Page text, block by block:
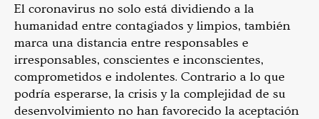
El coronavirus no solo está dividiendo a la
humanidad entre contagiados y limpios, también
marca una distancia entre responsables e
irresponsables, conscientes e inconscientes,
comprometidos e indolentes. Contrario a lo que
podría esperarse, la crisis y la complejidad de su
desenvolvimiento no han favorecido la aceptación